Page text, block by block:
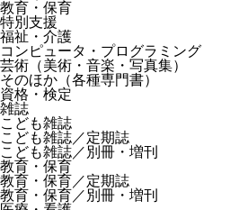
教育・保育
特別支援
福祉・介護
コンピュータ・プログラミング
芸術（美術・音楽・写真集）
そのほか（各種専門書）
資格・検定
雑誌
こども雑誌
こども雑誌／定期誌
こども雑誌／別冊・増刊
教育・保育
教育・保育／定期誌
教育・保育／別冊・増刊